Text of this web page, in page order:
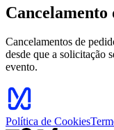
Cancelamento
Cancelamentos de
desde que a solicitação
evento.
Política de Cookies